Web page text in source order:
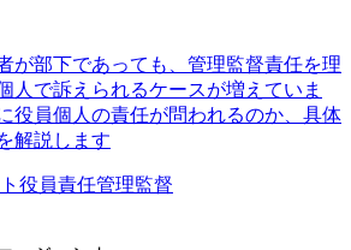
が部下であっても、管理監督責任を理
人で訴えられるケースが増えていま
役員個人の責任が問われるのか、具体
解説します
役員責任管理監督